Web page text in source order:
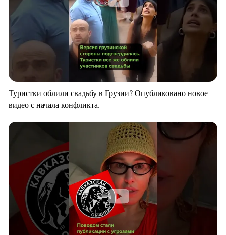
Туристки облили свадьбу в Грузии? Опубликовано новое
видео с начала конфликта.